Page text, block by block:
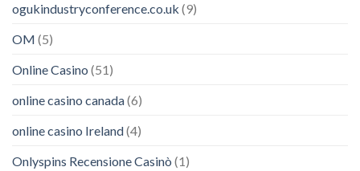
ogukindustryconference.co.uk (9)
OM (5)
Online Casino (51)
online casino canada(6)
online casino Ireland(4)
Onlyspins Recensione Casinò (1)